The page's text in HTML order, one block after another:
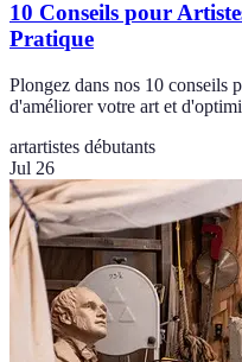
10 Conseils pour
Pratique
Plongez dans nos 10 conseils
d'améliorer votre art et
artartistes débutants
Jul 26